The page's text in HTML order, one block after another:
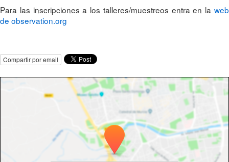
Para las inscripciones a los talleres/muestreos entra en la web
de observation.org
Compartir por email